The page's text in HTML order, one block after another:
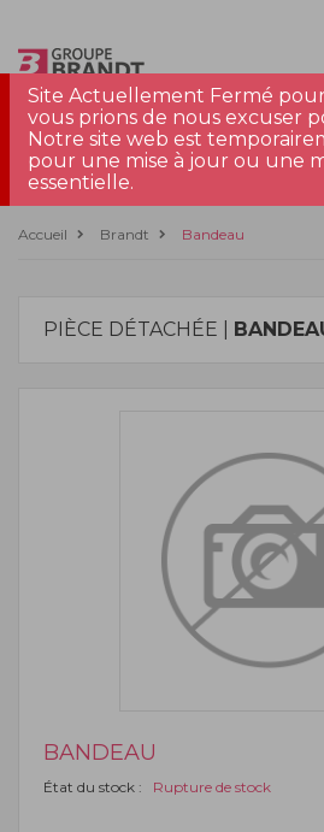
Site Actuellement Fermé
vous prions de nous excuser
Notre site web est
pour une mise à jour ou une
essentielle.
Accueil Brandt Bandeau
PIÈCE DÉTACHÉE |
BANDEAU
État du stock : Rupture de stock